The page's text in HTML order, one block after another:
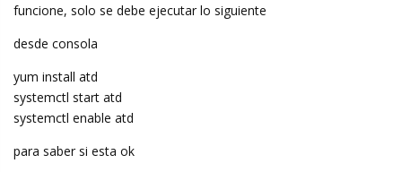
funcione, solo se debe ejecutar lo siguiente
desde consola
yum install atd
systemctl start atd
systemctl enable atd
para saber si esta ok